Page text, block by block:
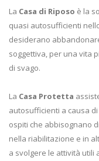
La Casa di Riposo è la
quasi autosufficienti
desiderano
soggettiva, per una vita
di svago.
La Casa Protetta
autosufficienti a causa
ospiti che abbisognano
nella riabilitazione e in
a svolgere le attività utili